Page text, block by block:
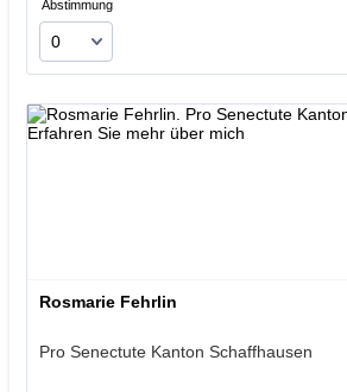
Abstimmung
Rosmarie Fehrlin
Pro Senectute Kanton Schaffhausen